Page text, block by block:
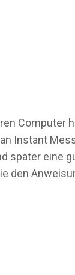
Computer
Instant
später eine
den